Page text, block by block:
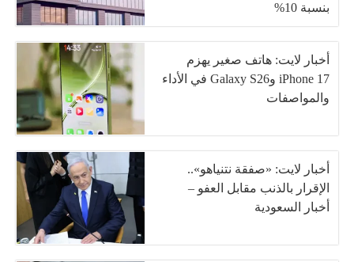
بنسبة 10%
أخبار لايت: هاتف صغير يهزم
iPhone 17 وGalaxy S26 في الأداء
والمواصفات
أخبار لايت: «صفقة نتنياهو»..
الإقرار بالذنب مقابل العفو –
أخبار السعودية